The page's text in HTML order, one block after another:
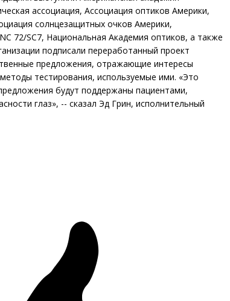
ассоциация, Ассоциация оптиков Америки,
солнцезащитных очков Америки,
72/SC7, Национальная Академия оптиков, а также
подписали переработанный проект
предложения, отражающие интересы
тестирования, используемые ими. «Это
будут поддержаны пациентами,
глаз», -- сказал Эд Грин, исполнительный